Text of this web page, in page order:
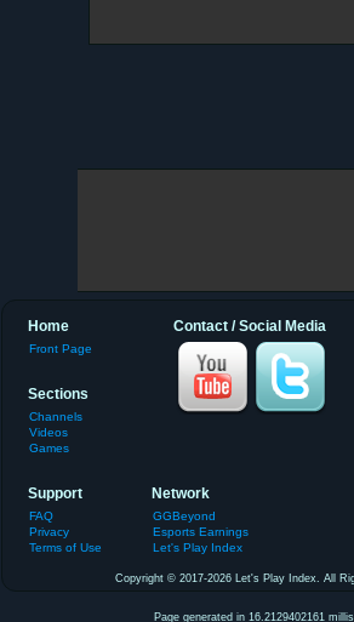
Contact / Social Media
Home
Front Page
Sections
Channels
Videos
Games
Support
FAQ
Privacy
Terms of Use
Network
GGBeyond
Esports Earnings
Let's Play Index
Copyright © 2017-2026 Let's Play Index. All
Page generated in 16.2129402161